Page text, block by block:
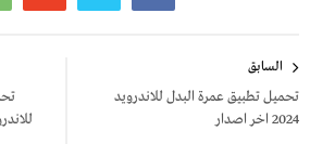
المقالات
السابق
تحميل تطبيق عمرة البدل للاندرويد
2024 اخر اصدار